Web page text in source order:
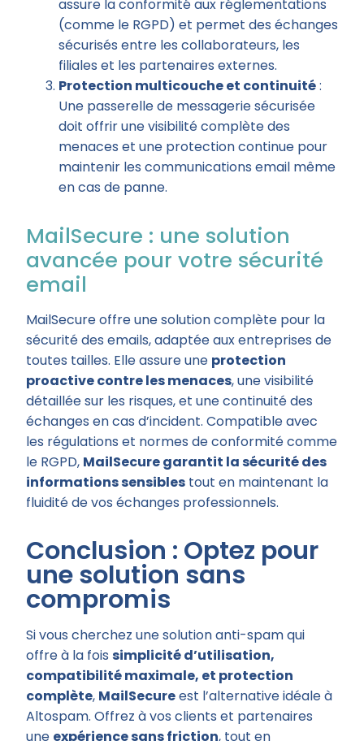
assure la conformité aux réglementations
(comme le RGPD) et permet des échanges
sécurisés entre les collaborateurs, les
filiales et les partenaires externes.
Protection multicouche et continuité:
Une passerelle de messagerie sécurisée
doit offrir une visibilité complète des
menaces et une protection continue pour
maintenir les communications email même
en cas de panne.
MailSecure : une solution
avancée pour votre sécurité
email
MailSecure offre une solution complète pour la
sécurité des emails, adaptée aux entreprises de
toutes tailles. Elle assure une protection
proactive contre les menaces, une visibilité
détaillée sur les risques, et une continuité des
échanges en cas d’incident. Compatible avec
les régulations et normes de conformité comme
le RGPD, MailSecure garantit la sécurité des
informations sensibles tout en maintenant la
fluidité de vos échanges professionnels.
Conclusion : Optez pour
une solution sans
compromis
Si vous cherchez une solution anti-spam qui
offre à la fois simplicité d’utilisation,
compatibilité maximale, et protection
complète, MailSecureest l’alternative idéale à
Altospam. Offrez à vos clients et partenaires
une expérience sans friction, tout en